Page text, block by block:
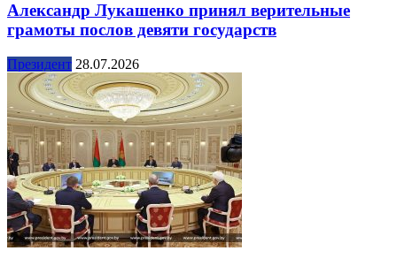
Александр Лукашенко принял верительные
грамоты послов девяти государств
Президент 28.07.2026